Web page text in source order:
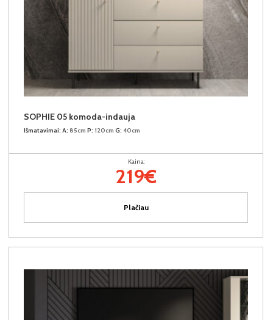
SOPHIE 05 komoda-indauja
Išmatavimai: A: 85cm P: 120cm G: 40cm
Kaina:
219€
Plačiau